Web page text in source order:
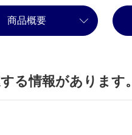
商品概要
る情報があります。